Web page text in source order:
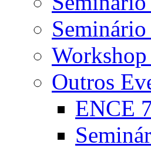
Outros
ENCE